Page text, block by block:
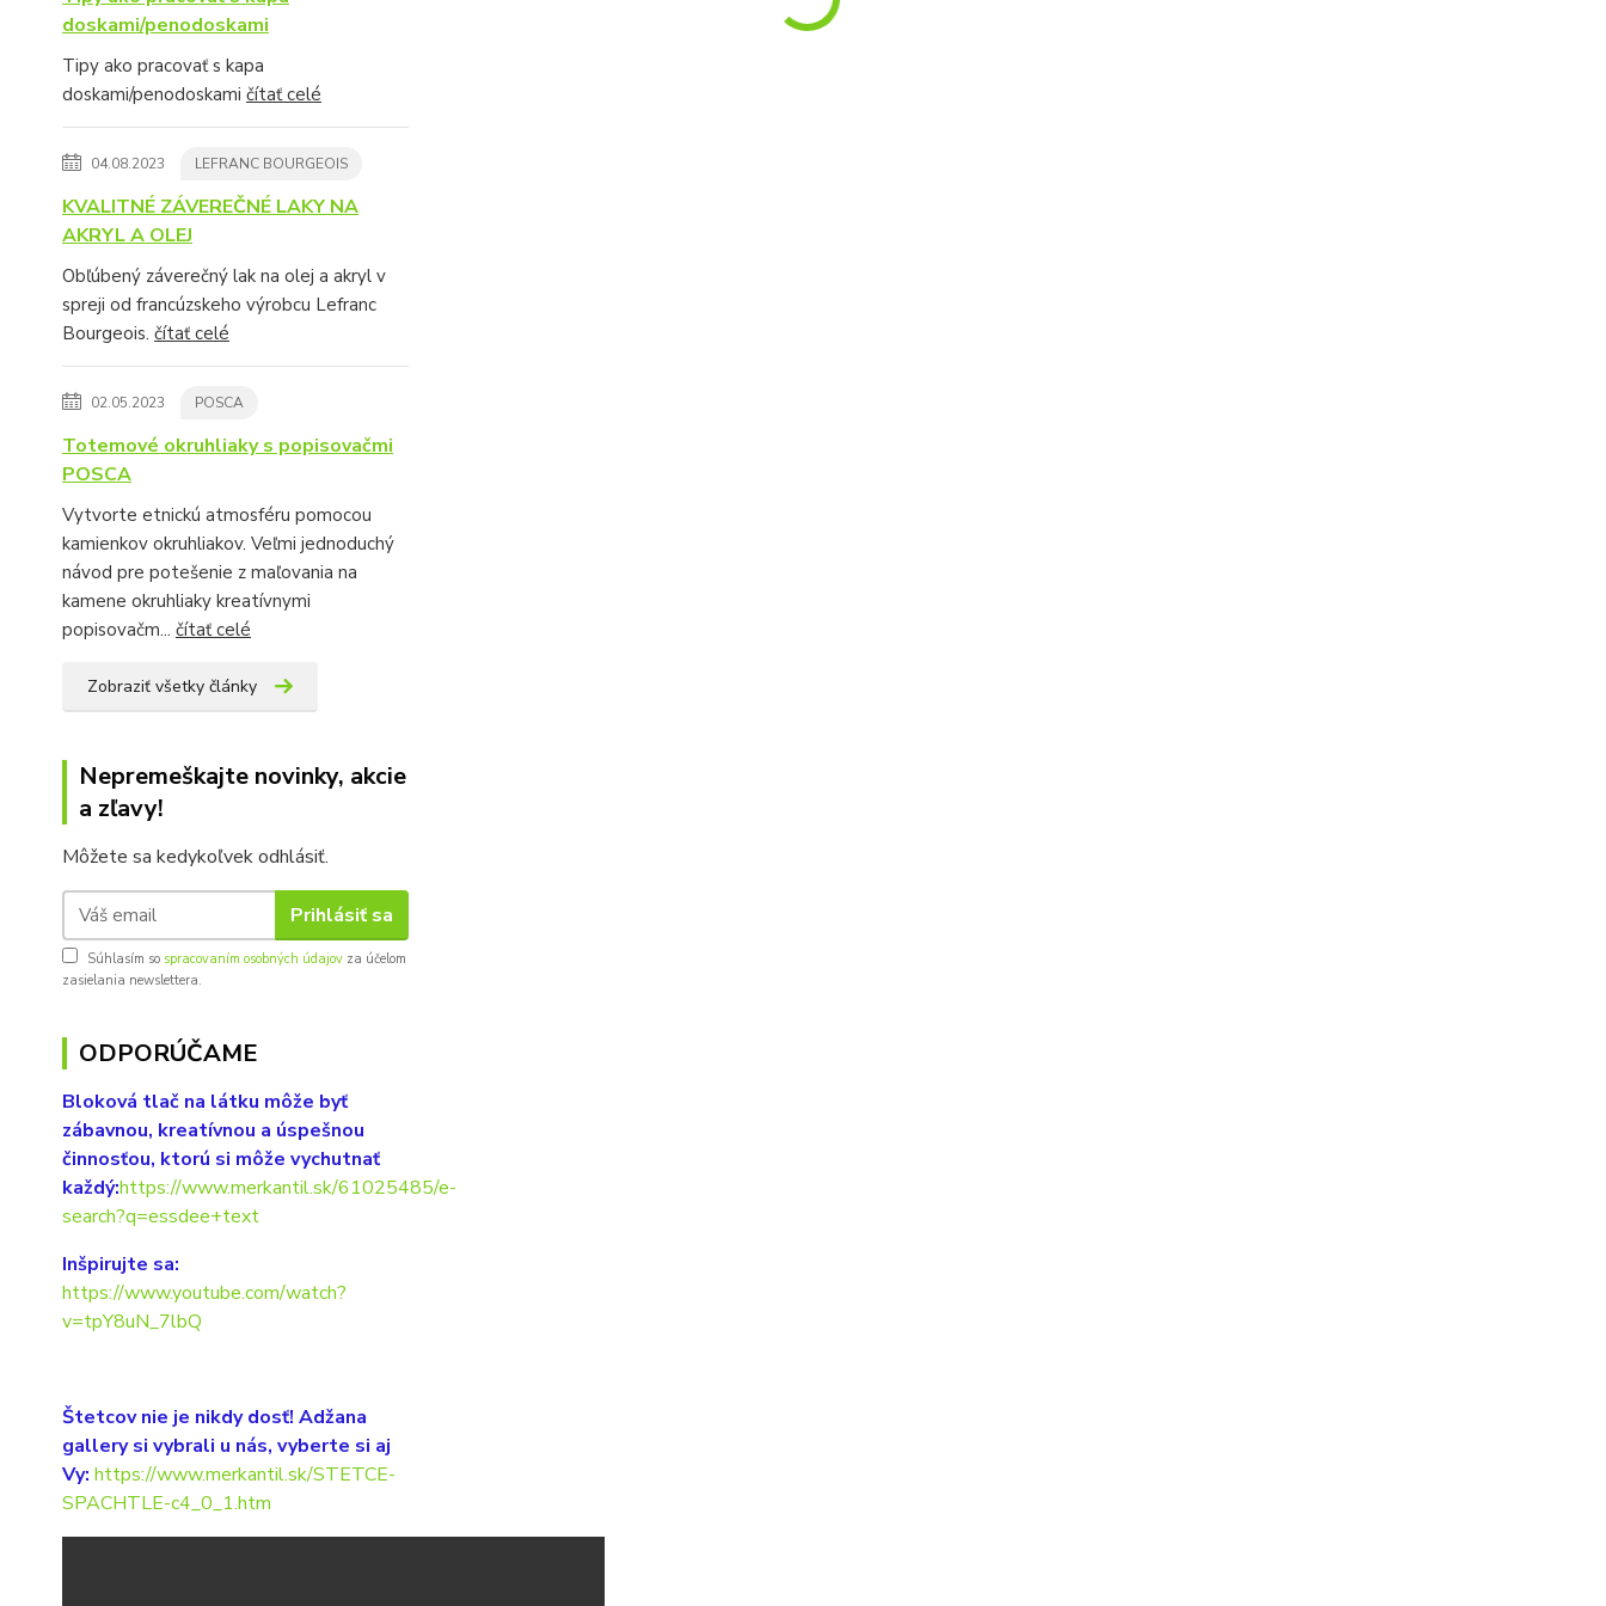
doskami/penodoskami
Tipy ako pracovať s kapa
doskami/penodoskami čítať celé
04.08.2023 LEFRANC BOURGEOIS
KVALITNÉ ZÁVEREČNÉ LAKY NA
AKRYL A OLEJ
Obľúbený záverečný lak na olej a akryl v
spreji od francúzskeho výrobcu Lefranc
Bourgeois. čítať celé
02.05.2023 POSCA
Totemové okruhliaky s popisovačmi
POSCA
Vytvorte etnickú atmosféru pomocou
kamienkov okruhliakov. Veľmi jednoduchý
návod pre potešenie z maľovania na
kamene okruhliaky kreatívnymi
popisovačm... čítať celé
Zobraziť všetky články
Nepremeškajte novinky, akcie
a zľavy!
Môžete sa kedykoľvek odhlásiť.
Prihlásiť sa
Súhlasím so spracovaním osobných údajov za účelom
zasielania newslettera.
ODPORÚČAME
Bloková tlač na látku môže byť
zábavnou, kreatívnou a úspešnou
činnosťou, ktorú si môže vychutnať
každý:https://www.merkantil.sk/61025485/e-
search?q=essdee+text
Inšpirujte sa:
https://www.youtube.com/watch?
v=tpY8uN_7lbQ
Štetcov nie je nikdy dosť! Adžana
gallery si vybrali u nás, vyberte si aj
Vy: https://www.merkantil.sk/STETCE-
SPACHTLE-c4_0_1.htm